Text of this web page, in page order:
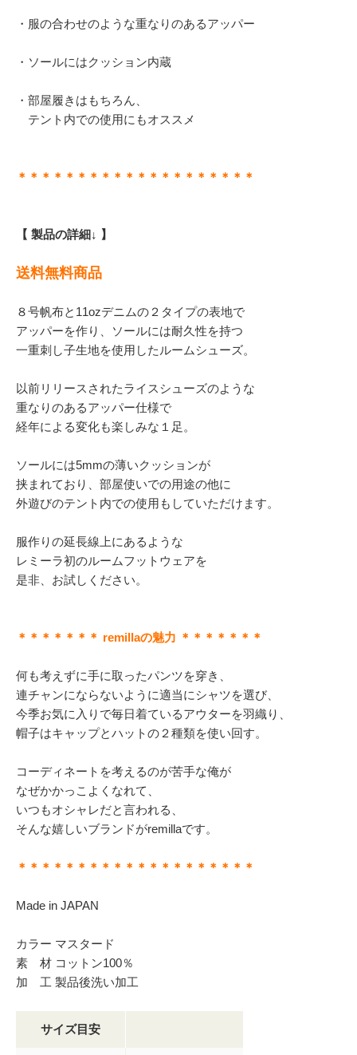
・服の合わせのような重なりのあるアッパー
・ソールにはクッション内蔵
・部屋履きはもちろん、
テント内での使用にもオススメ
＊＊＊＊＊＊＊＊＊＊＊＊＊＊＊＊＊＊＊＊
【 製品の詳細↓ 】
送料無料商品
８号帆布と11ozデニムの２タイプの表地で
アッパーを作り、ソールには耐久性を持つ
一重刺し子生地を使用したルームシューズ。
以前リリースされたライスシューズのような
重なりのあるアッパー仕様で
経年による変化も楽しみな１足。
ソールには5mmの薄いクッションが
挟まれており、部屋使いでの用途の他に
外遊びのテント内での使用もしていただけます。
服作りの延長線上にあるような
レミーラ初のルームフットウェアを
是非、お試しください。
＊＊＊＊＊＊＊ remillaの魅力 ＊＊＊＊＊＊＊
何も考えずに手に取ったパンツを穿き、
連チャンにならないように適当にシャツを選び、
今季お気に入りで毎日着ているアウターを羽織り、
帽子はキャップとハットの２種類を使い回す。
コーディネートを考えるのが苦手な俺が
なぜかかっこよくなれて、
いつもオシャレだと言われる、
そんな嬉しいブランドがremillaです。
＊＊＊＊＊＊＊＊＊＊＊＊＊＊＊＊＊＊＊＊
Made in JAPAN
カラー マスタード
素 材 コットン100％
加 工 製品後洗い加工
サイズ目安